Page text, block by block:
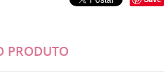
PRODUTO